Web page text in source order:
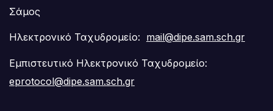
Σάμος
Ηλεκτρονικό Ταχυδρομείο: mail@dipe.sam.sch.gr
Εμπιστευτικό Ηλεκτρονικό Ταχυδρομείο:
eprotocol@dipe.sam.sch.gr